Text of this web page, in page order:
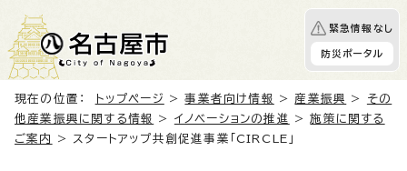
緊急情報なし
防災ポータル
現在の位置： トップページ >事業者向け情報 > 産業振興 > その
他産業振興に関する情報
> イノベーションの推進 >施策に関する
ご案内
> スタートアップ共創促進事業「CIRCLE」